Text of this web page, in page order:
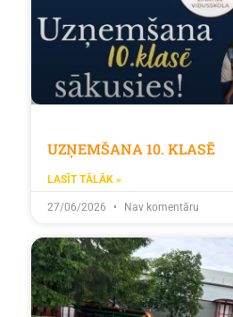
UZŅEMŠANA 10. KLASĒ
LASĪT TĀLĀK »
27/06/2026 Nav komentāru